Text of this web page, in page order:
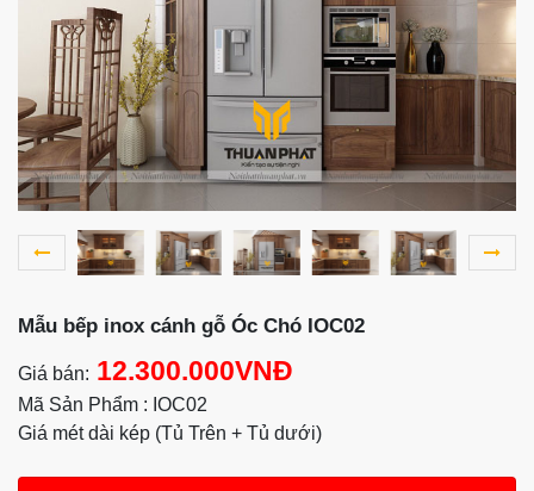
Mẫu bếp inox cánh gỗ Óc Chó IOC02
Giá bán: 12.300.000VNĐ
Mã Sản Phẩm : IOC02
Giá mét dài kép (Tủ Trên + Tủ dưới)